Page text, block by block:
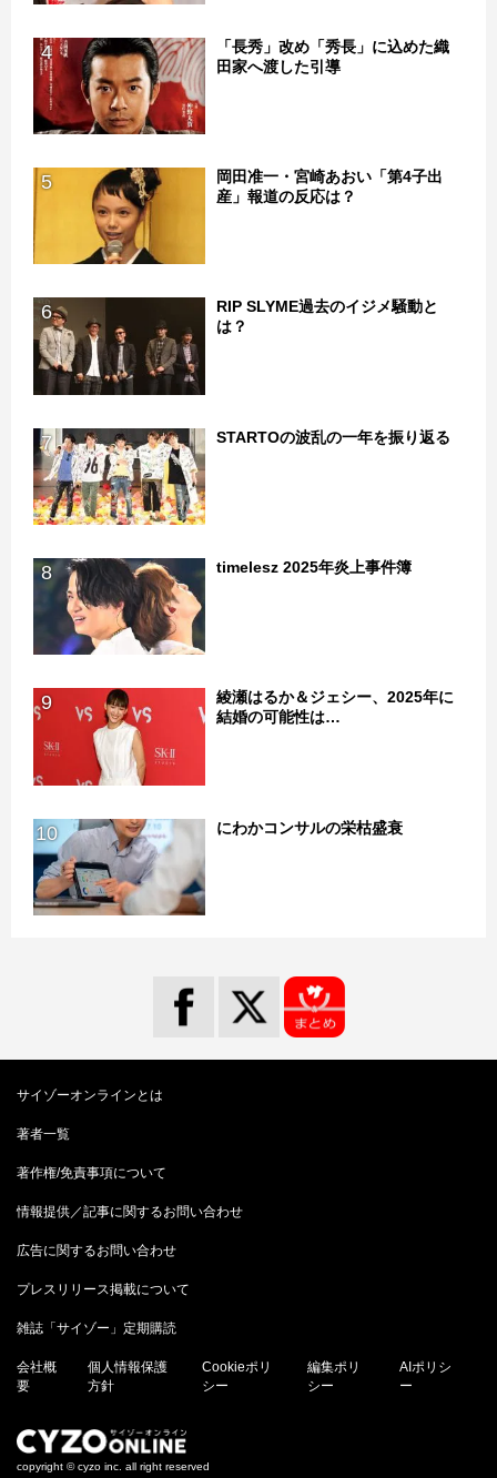
4
「長秀」改め「秀長」に込めた織
田家へ渡した引導
5
岡田准一・宮崎あおい「第4子出
産」報道の反応は？
6
RIP SLYME過去のイジメ騒動と
は？
7 STARTOの波乱の一年を振り返る
8 timelesz 2025年炎上事件簿
9
綾瀬はるか＆ジェシー、2025年に
結婚の可能性は…
10 にわかコンサルの栄枯盛衰
サイゾーオンラインとは
著者一覧
著作権/免責事項について
情報提供／記事に関するお問い合わせ
広告に関するお問い合わせ
プレスリリース掲載について
雑誌「サイゾー」定期購読
会社概
要
個人情報保護
方針
Cookieポリ
シー
編集ポリ
シー
AIポリシ
ー
copyright © cyzo inc. all right reserved